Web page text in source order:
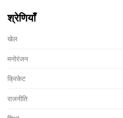
श्रेणियाँ
खेल
मनोरंजन
क्रिकेट
राजनीति